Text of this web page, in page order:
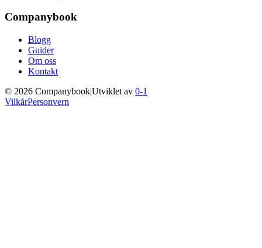
Companybook
Blogg
Guider
Om oss
Kontakt
© 2026 Companybook|Utviklet av 0-1
VilkårPersonvern